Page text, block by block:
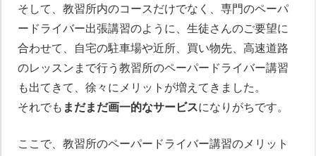
そして、教習所内のコースだけでなく、専門のペーパ
ードライバー出張講習のように、生徒さんのご要望に
合わせて、自宅の駐車場や近所、買い物先、高速道路
のレッスンまで行う教習所のペーパードライバー講習
も出てきて、徐々にメリットが増えてきました。
それでも まだまだ画一的なサービスになりがちです。
ここで、教習所のペーパードライバー講習のメリット